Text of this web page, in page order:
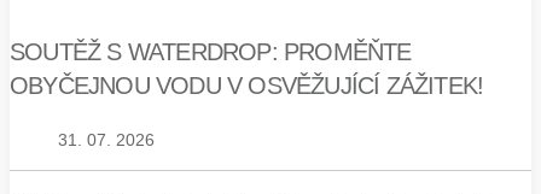
SOUTĚŽ S WATERDROP: PROMĚŇTE
OBYČEJNOU VODU V OSVĚŽUJÍCÍ ZÁŽITEK!
31. 07. 2026